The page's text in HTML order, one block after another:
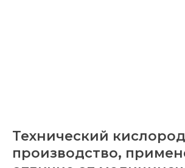
Технический
производство,